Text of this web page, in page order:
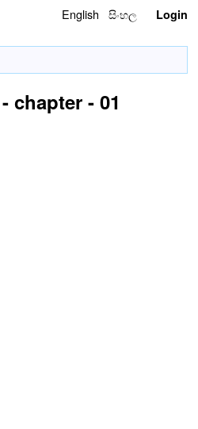
English සිංහල Login
chapter - 01